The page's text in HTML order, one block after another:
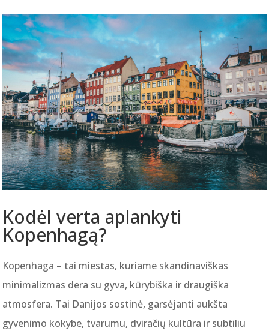
Kodėl verta aplankyti
Kopenhagą?
Kopenhaga – tai miestas, kuriame skandinaviškas
minimalizmas dera su gyva, kūrybiška ir draugiška
atmosfera. Tai Danijos sostinė, garsėjanti aukšta
gyvenimo kokybe, tvarumu, dviračių kultūra ir subtiliu